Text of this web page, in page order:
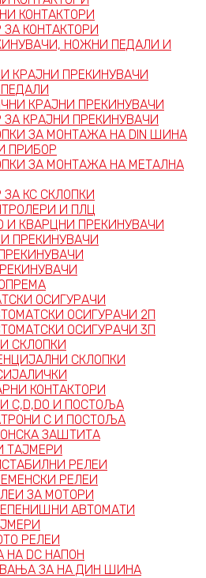
КОНТАКТОРИ
ЗА КОНТАКТОРИ
НОЖНИ ПЕДАЛИ И
КРАЈНИ ПРЕКИНУВАЧИ
КРАЈНИ ПРЕКИНУВАЧИ
ЗА КРАЈНИ ПРЕКИНУВАЧИ
ЗА МОНТАЖА НА DIN ШИНА
ПРИБОР
ЗА МОНТАЖА НА МЕТАЛНА
ЗА КС СКЛОПКИ
И ПЛЦ
И КВАРЦНИ ПРЕКИНУВАЧИ
ПРЕКИНУВАЧИ
ОСИГУРАЧИ
ОСИГУРАЧИ 2П
ОСИГУРАЧИ 3П
СКЛОПКИ
СКЛОПКИ
КОНТАКТОРИ
C,D,D0 И ПОСТОЉА
C И ПОСТОЉА
ЗАШТИТА
ТАЈМЕРИ
РЕЛЕИ
РЕЛЕИ
ЗА МОТОРИ
АВТОМАТИ
РЕЛЕИ
DC НАПОН
ЗА НА ДИН ШИНА